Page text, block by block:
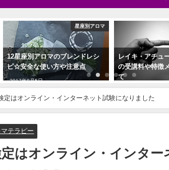
星座別アロマ
12星座別アロマのブレンドレシ
ピ☆安全な使い方や注意点
2017年8月5日
レイキ・アチュ
の受講料や特徴
て
定はオンライン・インターネット試験になりました
マテラピー
はオンライン・インター